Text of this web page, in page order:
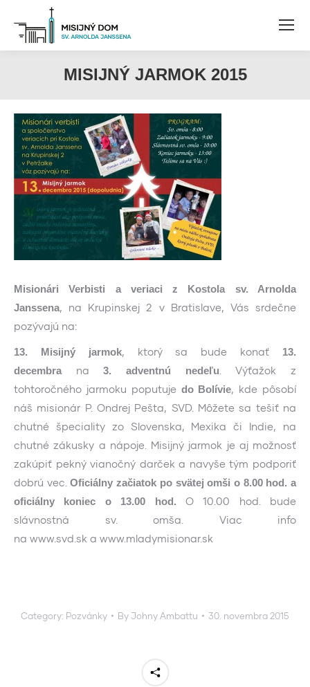
MISIJNÝ JARMOK 2015
Misionári Verbisti a veriaci z Kostola sv. Arnolda
Janssena , na Krupinskej 2 v Bratislave, Vás srdečne
pozývajú na:
13. Misijný jarmok, ktorý sa bude konať 13.
decembra na3. adventnú nedeľu . Výťažok z
tohtoročného jarmoku poputuje do Bolívie , kde pôsobí
náš misionár P. Ondrej Pešta, SVD. Môžete sa tešiť na
chutné špeciality zo Slovenska, Mexika či Indie, na
chutné zákusky a nápoje. Misijný jarmok je aj možnosť
zakúpiť pekný vianočný darček a navyše tým podporiť
dobrú vec.Oficiálny začiatok po svätej omši o 8.00 hod. a
oficiálny koniec o 13.00 hod. O 10.00 hod. bude
slávnostná sv. omša. Viac info
na www.svd.sk a www.mladymisionar.sk
Category: Pozvánky By Johny Ambattu 30. novembra 2015